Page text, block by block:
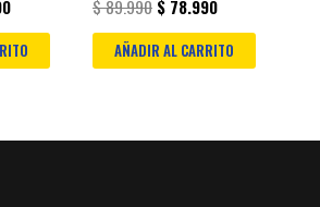
$89.990 $ 78.990
AÑADIR AL CARRITO